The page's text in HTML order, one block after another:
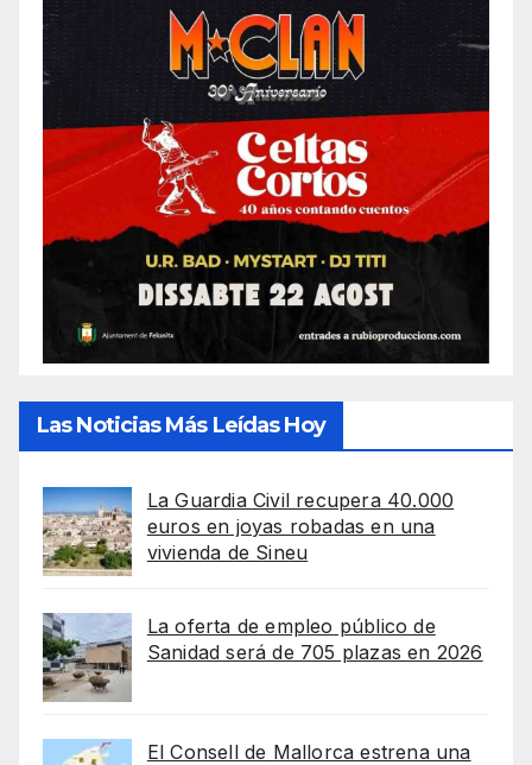
Las Noticias Más Leídas Hoy
La Guardia Civil recupera 40.000
euros en joyas robadas en una
vivienda de Sineu
La oferta de empleo público de
Sanidad será de 705 plazas en 2026
El Consell de Mallorca estrena una